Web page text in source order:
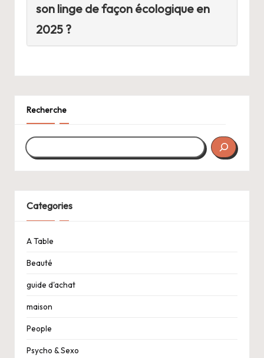
son linge de façon écologique en
2025 ?
Recherche
Categories
A Table
Beauté
guide d'achat
maison
People
Psycho & Sexo